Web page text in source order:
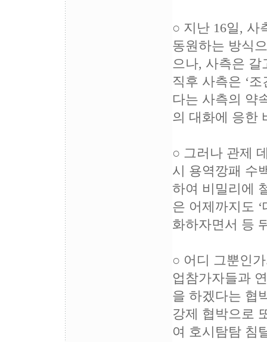
○ 지난 16일, 사
동원하는 방식
으나, 사측은 갈
직후 사측은 ‘
다는 사측의 약
의 대화에 응한
○ 그러나 관제
시 용역깡패 수
하여 비밀리에
은 어제까지도
화하자면서 등
○ 어디 그뿐인
업참가자들과
을 하겠다는 협
강제 협박으로
여 호시탐탐 침